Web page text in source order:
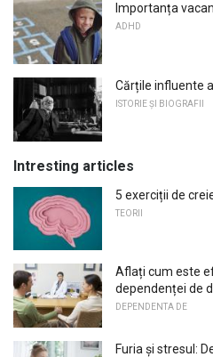
Importanța
ADHD
Cărțile influente
ISTORIE ȘI BIOGRAFII
Intresting articles
5 exerciții de
TEORII
Aflați cum este
dependenței de
DEPENDENTA DE
Furia și stresul: